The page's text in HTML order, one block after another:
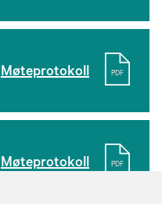
Møteprotokoll PDF
Møteprotokoll PDF